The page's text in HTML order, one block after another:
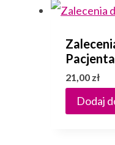
Pacjenta
21,00 zł
Dodaj